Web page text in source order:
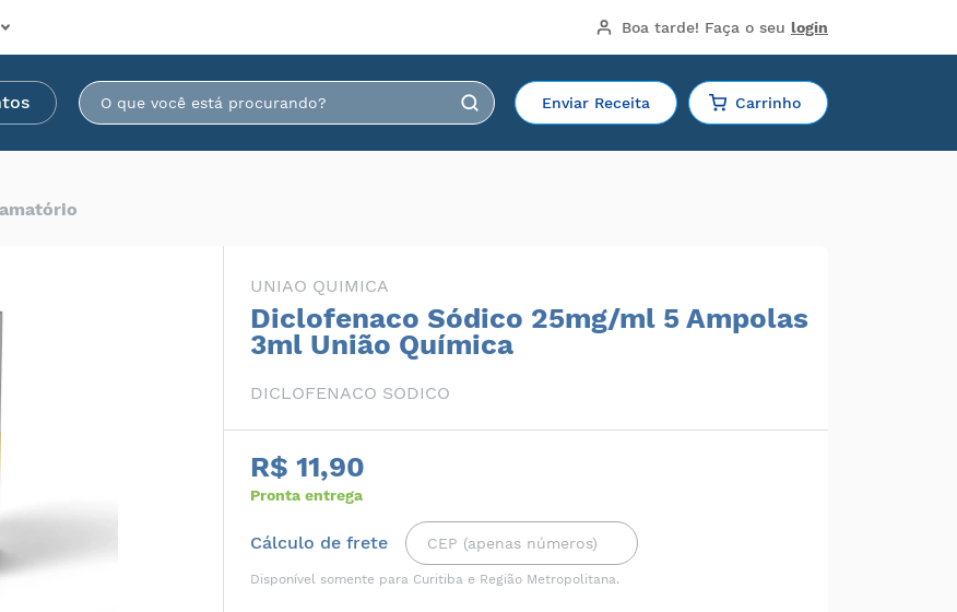
Boa tarde! Faça o seu login
Enviar Receita Carrinho
UNIAO QUIMICA
Diclofenaco Sódico 25mg/ml 5 Ampolas
3ml União Química
DICLOFENACO SODICO
R$ 11,90
Pronta entrega
Cálculo de frete
Disponível somente para Curitiba e Região Metropolitana.